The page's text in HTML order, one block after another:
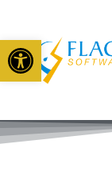
Open toolbar
contenu